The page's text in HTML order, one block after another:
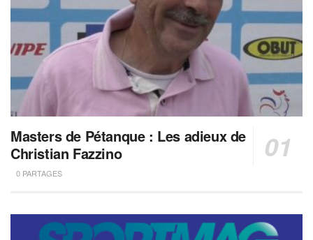
Masters de Pétanque : Les adieux de
Christian Fazzino
0 PARTAGES